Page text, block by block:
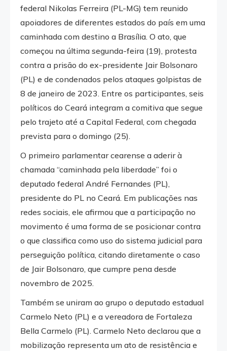
federal Nikolas Ferreira (PL-MG) tem reunido
apoiadores de diferentes estados do país em uma
caminhada com destino a Brasília. O ato, que
começou na última segunda-feira (19), protesta
contra a prisão do ex-presidente Jair Bolsonaro
(PL) e de condenados pelos ataques golpistas de
8 de janeiro de 2023. Entre os participantes, seis
políticos do Ceará integram a comitiva que segue
pelo trajeto até a Capital Federal, com chegada
prevista para o domingo (25).
O primeiro parlamentar cearense a aderir à
chamada “caminhada pela liberdade” foi o
deputado federal André Fernandes (PL),
presidente do PL no Ceará. Em publicações nas
redes sociais, ele afirmou que a participação no
movimento é uma forma de se posicionar contra
o que classifica como uso do sistema judicial para
perseguição política, citando diretamente o caso
de Jair Bolsonaro, que cumpre pena desde
novembro de 2025.
Também se uniram ao grupo o deputado estadual
Carmelo Neto (PL) e a vereadora de Fortaleza
Bella Carmelo (PL). Carmelo Neto declarou que a
mobilização representa um ato de resistência e